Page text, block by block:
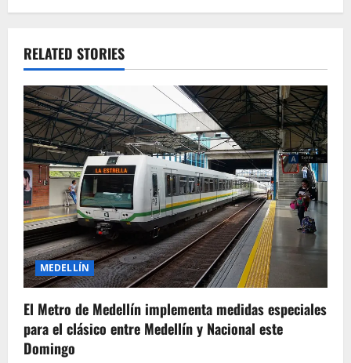
n
a
v
i
g
a
t
i
o
n
RELATED STORIES
MEDELLÍN
El Metro de Medellín implementa medidas especiales
para el clásico entre Medellín y Nacional este
Domingo